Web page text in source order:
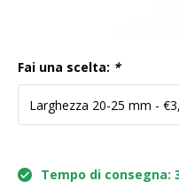
Fai una scelta: *
Tempo di consegna: